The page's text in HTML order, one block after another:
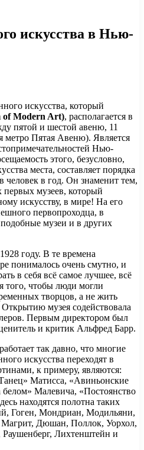
искусства в Нью-
искусства, который
of Modern Art), располагается в
пятой и шестой авеню, 11
метро Пятая Авеню). Является
Нью-
этого, безусловно,
места, составляет порядка
человек в год. Он знаменит тем,
первых музеев, который
искусству, в мире! На его
первопроходца, в
музеи и в других
году. В те времена
понималось очень смутно, и
в себя всё самое лучшее, всё
того, чтобы люди могли
творцов, а не жить
музея содействовала
Первым директором был
и критик Альфред Барр.
так давно, что многие
искусства переходят в
к примеру, являются:
Матисса, «Авиньонские
Малевича, «Постоянство
находятся полотна таких
Гоген, Мондриан, Модильяни,
Дюшан, Поллок, Уорхол,
Лихтенштейн и